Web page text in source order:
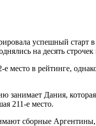
успешный
на десять строчек
е место в рейтинге,
Дания, которая
211-е место.
сборные